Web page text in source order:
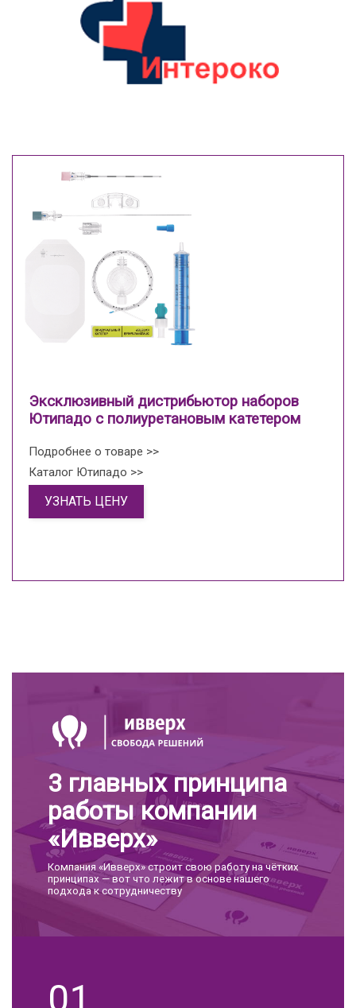
Эксклюзивный дистрибьютор наборов
Ютипадо с полиуретановым катетером
Подробнее о товаре >>
Каталог Ютипадо >>
УЗНАТЬ ЦЕНУ
3 главных принципа
работы компании
«Ивверх»
Компания «Ивверх» строит свою работу на чётких
принципах — вот что лежит в основе нашего
подхода к сотрудничеству